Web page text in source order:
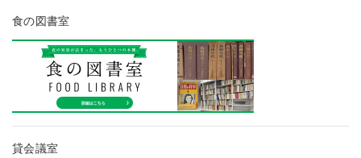
食の図書室
貸会議室